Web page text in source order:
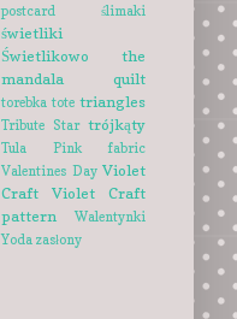
postcard
ślimaki
świetliki
Świetlikowo
the
mandala quilt
torebka tote triangles
Tribute Star trójkąty
Tula Pink fabric
Valentines Day Violet
Craft
Violet Craft
pattern
Walentynki
Yoda zasłony